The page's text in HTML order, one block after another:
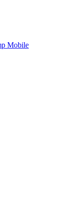
Mobile